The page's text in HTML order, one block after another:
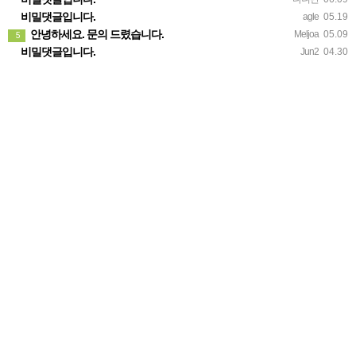
agle 05.19
비밀댓글입니다.
Meljoa 05.09
5 안녕하세요. 문의 드렸습니다.
Jun2 04.30
비밀댓글입니다.